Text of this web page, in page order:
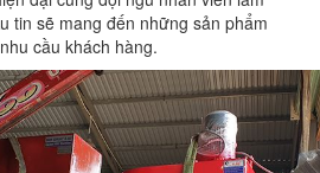
tin sẽ mang đến những sản phẩm
cầu khách hàng.